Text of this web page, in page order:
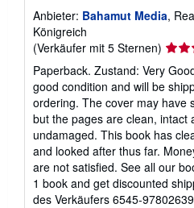
Anbieter: Bahamut Media,
Königreich
(Verkäufer mit 5 Sternen)
von
5
Paperback. Zustand: Very
good condition and will be
ordering. The cover may have
but the pages are clean, intact
undamaged. This book has
and looked after thus far.
are not satisfied. See all our
1 book and get discounted
des Verkäufers 6545-